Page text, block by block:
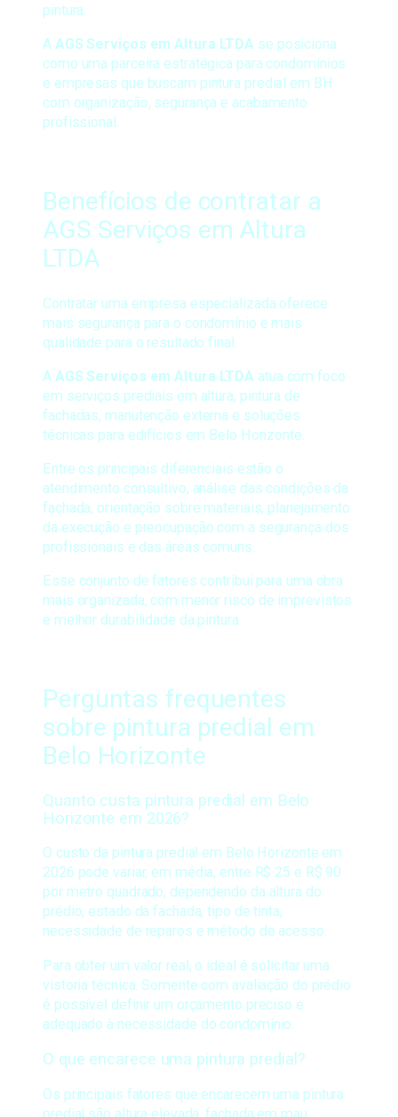
pintura.
A AGS Serviços em Altura LTDA se posiciona
como uma parceira estratégica para condomínios
e empresas que buscam pintura predial em BH
com organização, segurança e acabamento
profissional.
Benefícios de contratar a
AGS Serviços em Altura
LTDA
Contratar uma empresa especializada oferece
mais segurança para o condomínio e mais
qualidade para o resultado final.
A AGS Serviços em Altura LTDA atua com foco
em serviços prediais em altura, pintura de
fachadas, manutenção externa e soluções
técnicas para edifícios em Belo Horizonte.
Entre os principais diferenciais estão o
atendimento consultivo, análise das condições da
fachada, orientação sobre materiais, planejamento
da execução e preocupação com a segurança dos
profissionais e das áreas comuns.
Esse conjunto de fatores contribui para uma obra
mais organizada, com menor risco de imprevistos
e melhor durabilidade da pintura.
Perguntas frequentes
sobre pintura predial em
Belo Horizonte
Quanto custa pintura predial em Belo
Horizonte em 2026?
O custo da pintura predial em Belo Horizonte em
2026 pode variar, em média, entre R$ 25 e R$ 90
por metro quadrado, dependendo da altura do
prédio, estado da fachada, tipo de tinta,
necessidade de reparos e método de acesso.
Para obter um valor real, o ideal é solicitar uma
vistoria técnica. Somente com avaliação do prédio
é possível definir um orçamento preciso e
adequado à necessidade do condomínio.
O que encarece uma pintura predial?
Os principais fatores que encarecem uma pintura
predial são altura elevada, fachada em mau